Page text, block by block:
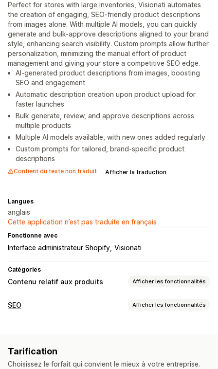
Perfect for stores with large inventories, Visionati automates
the creation of engaging, SEO-friendly product descriptions
from images alone. With multiple AI models, you can quickly
generate and bulk-approve descriptions aligned to your brand
style, enhancing search visibility. Custom prompts allow further
personalization, minimizing the manual effort of product
management and giving your store a competitive SEO edge.
AI-generated product descriptions from images, boosting
SEO and engagement
Automatic description creation upon product upload for
faster launches
Bulk generate, review, and approve descriptions across
multiple products
Multiple AI models available, with new ones added regularly
Custom prompts for tailored, brand-specific product
descriptions
Contient du texte non traduit Afficher la traduction
Langues
anglais
Cette application n’est pas traduite en français
Fonctionne avec
Interface administrateur Shopify Visionati
Catégories
Contenu relatif aux produits Afficher les fonctionnalités
Types de contenus
Génération basée sur l’IA
Modifications en bloc
Mises à jour automatiques
SEO Afficher les fonctionnalités
Tarification
Choisissez le forfait qui convient le mieux à votre entreprise.